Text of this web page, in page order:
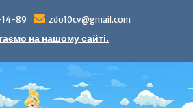
89 zdo10cv@gmail.com
на нашому сайті.